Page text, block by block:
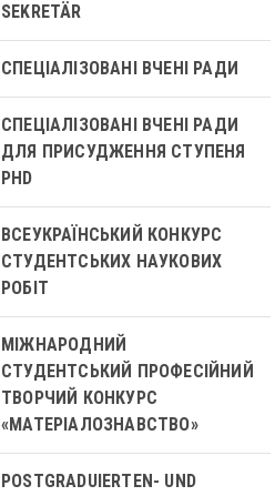
SEKRETÄR
СПЕЦІАЛІЗОВАНІ ВЧЕНІ РАДИ
СПЕЦІАЛІЗОВАНІ ВЧЕНІ РАДИ
ДЛЯ ПРИСУДЖЕННЯ СТУПЕНЯ
PHD
ВСЕУКРАЇНСЬКИЙ КОНКУРС
СТУДЕНТСЬКИХ НАУКОВИХ
РОБІТ
МІЖНАРОДНИЙ
СТУДЕНТСЬКИЙ ПРОФЕСІЙНИЙ
ТВОРЧИЙ КОНКУРС
«МАТЕРІАЛОЗНАВСТВО»
POSTGRADUIERTEN- UND